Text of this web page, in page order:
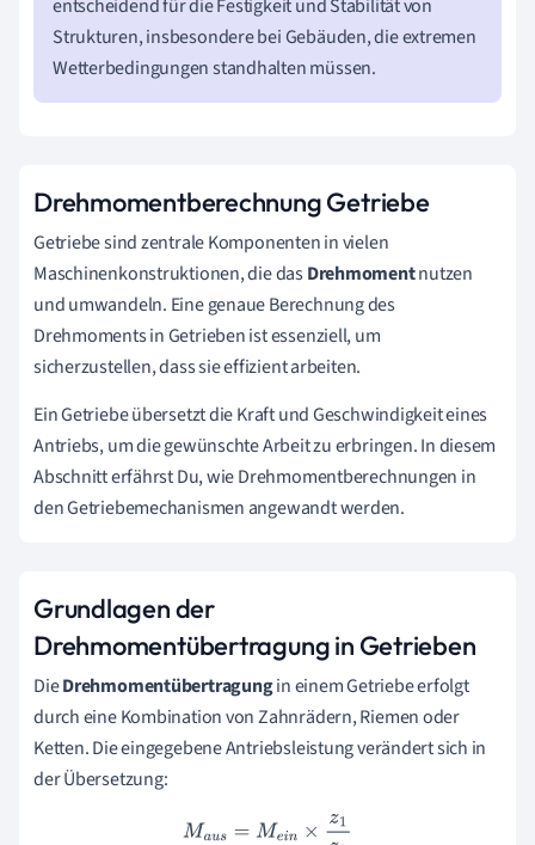
entscheidend für die Festigkeit und Stabilität von
Strukturen, insbesondere bei Gebäuden, die extremen
Wetterbedingungen standhalten müssen.
Drehmomentberechnung Getriebe
Getriebe sind zentrale Komponenten in vielen
Maschinenkonstruktionen, die dasDrehmomentnutzen
und umwandeln. Eine genaue Berechnung des
Drehmoments in Getrieben ist essenziell, um
sicherzustellen, dass sie effizient arbeiten.
Ein Getriebe übersetzt die Kraft und Geschwindigkeit eines
Antriebs, um die gewünschte Arbeit zu erbringen. In diesem
Abschnitt erfährst Du, wie Drehmomentberechnungen in
den Getriebemechanismen angewandt werden.
Grundlagen der
Drehmomentübertragung in Getrieben
DieDrehmomentübertragungin einem Getriebe erfolgt
durch eine Kombination von Zahnrädern, Riemen oder
Ketten. Die eingegebene Antriebsleistung verändert sich in
der Übersetzung:
Maus= Mein× z1 2